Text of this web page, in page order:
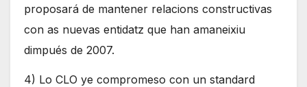
proposará de mantener relacions constructivas
con as nuevas entidatz que han amaneixiu
dimpués de 2007.
4) Lo CLO ye compromeso con un standard